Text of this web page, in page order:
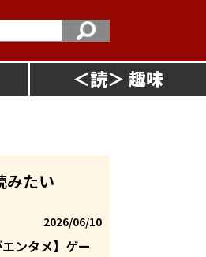
＜読＞
みたい
2026/06/10
エンタメ】ゲー